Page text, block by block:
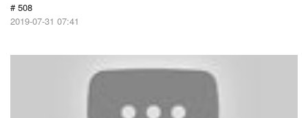
# 508
2019-07-31 07:41